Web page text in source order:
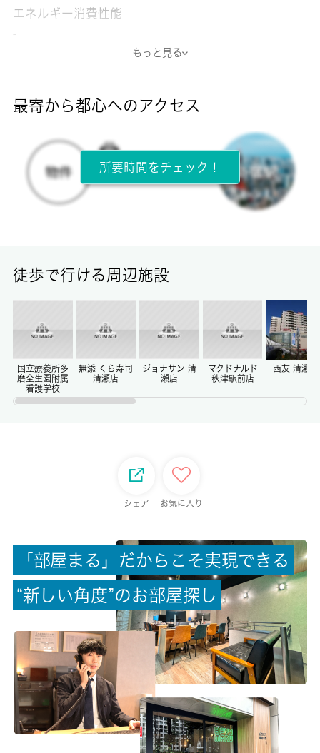
エネルギー消費性能
-
所在階
2階 / 4階建
-/-
権利金/雑費
駐車場/料金
-/-
有/21000円
保険名/保険期間
火災保険/2年
保証人代行
もっと見る
最寄から都心へのアクセス
所要時間をチェック！
徒歩で行ける周辺施設
国立療養所多
磨全生園附属
看護学校
無添 くら寿司
清瀬店
ジョナサン 清
瀬店
マクドナルド
秋津駅前店
西友 清瀬店
シェア お気に入り
「 部屋 ま る 」 だ か ら こ そ実現で き る
“新 し い角 度”のお部屋探 し